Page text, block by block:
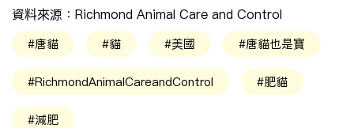
資料來源： Richmond Animal Care and Control
#唐貓 #貓 #美國 #唐貓也是寶
#RichmondAnimalCareandControl #肥貓
#減肥